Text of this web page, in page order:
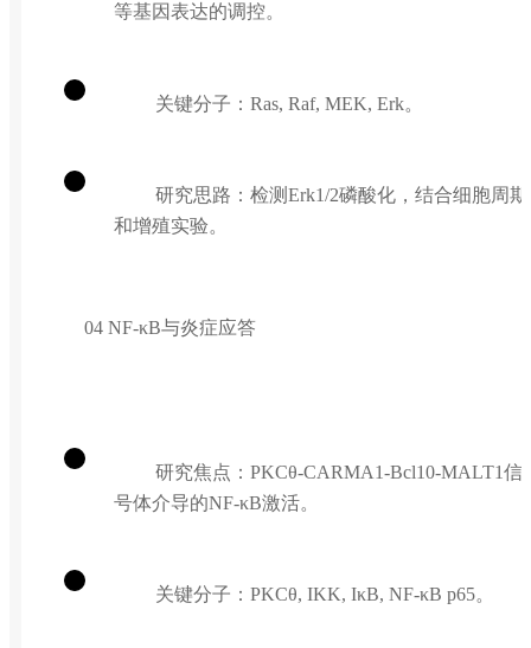
等基因表达的调控。
关键分子：Ras, Raf, MEK, Erk。
研究思路：检测Erk1/2磷酸化，结合细胞周期
和增殖实验。
04 NF-κB与炎症应答
研究焦点：PKCθ-CARMA1-Bcl10-MALT1信
号体介导的NF-κB激活。
关键分子：PKCθ, IKK, IκB, NF-κB p65。